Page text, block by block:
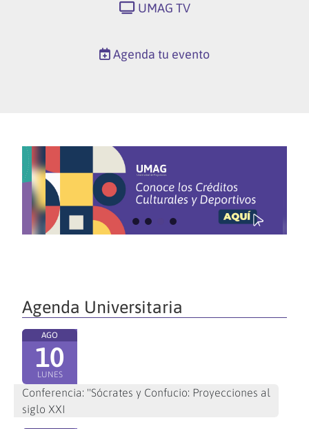
UMAG TV
Agenda tu evento
Agenda Universitaria
AGO
10
LUNES
Conferencia: "Sócrates y Confucio: Proyecciones al
siglo XXI